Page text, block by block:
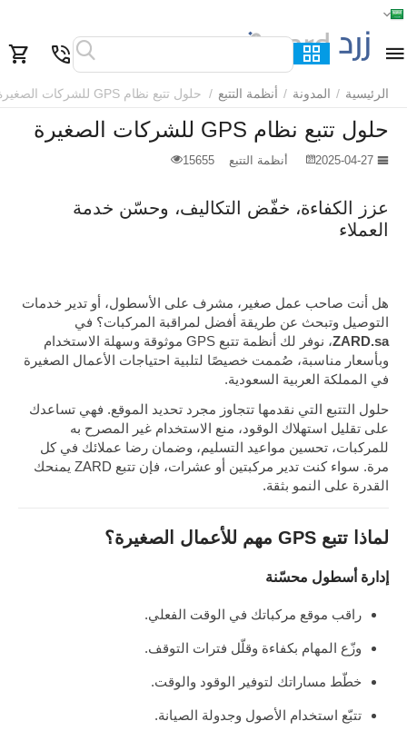
الرئيسية / المدونة / أنظمة التتبع / حلول تتبع نظام GPS للشركات الصغيرة
حلول تتبع نظام GPS للشركات الصغيرة
2025-04-27 أنظمة التتبع 15655
عزز الكفاءة، خفّض التكاليف، وحسّن خدمة
العملاء
هل أنت صاحب عمل صغير، مشرف على الأسطول، أو تدير خدمات
التوصيل وتبحث عن طريقة أفضل لمراقبة المركبات؟ في
ZARD.sa
، نوفر لك أنظمة تتبع GPS موثوقة وسهلة الاستخدام
وبأسعار مناسبة، صُممت خصيصًا لتلبية احتياجات الأعمال الصغيرة
في المملكة العربية السعودية.
حلول التتبع التي نقدمها تتجاوز مجرد تحديد الموقع. فهي تساعدك
على تقليل استهلاك الوقود، منع الاستخدام غير المصرح به
للمركبات، تحسين مواعيد التسليم، وضمان رضا عملائك في كل
مرة. سواء كنت تدير مركبتين أو عشرات، فإن تتبع ZARD يمنحك
القدرة على النمو بثقة.
لماذا تتبع GPS مهم للأعمال الصغيرة؟
إدارة أسطول محسّنة
راقب موقع مركباتك في الوقت الفعلي.
وزّع المهام بكفاءة وقلّل فترات التوقف.
خطّط مساراتك لتوفير الوقود والوقت.
تتبّع استخدام الأصول وجدولة الصيانة.
الرئيسية القائمة بحث السلة قائمة المفضلة